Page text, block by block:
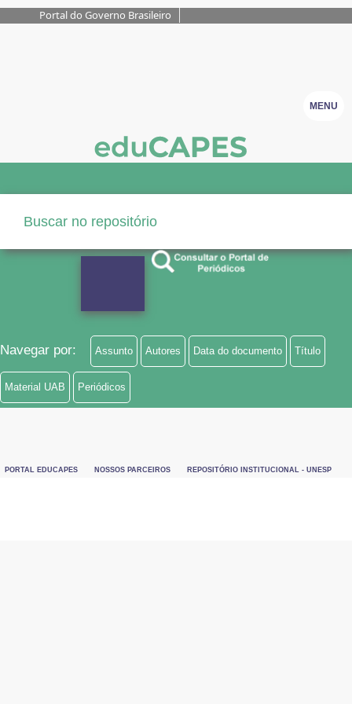
Portal do Governo Brasileiro
MENU
Navegar por: Assunto Autores Data do documento Título
Material UAB Periódicos
PORTAL EDUCAPES NOSSOS PARCEIROS REPOSITÓRIO INSTITUCIONAL - UNESP